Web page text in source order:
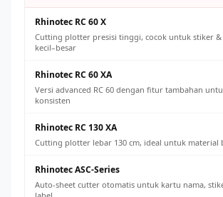
Rhinotec RC 60 X
Cutting plotter presisi tinggi, cocok untuk stiker
kecil–besar
Rhinotec RC 60 XA
Versi advanced RC 60 dengan fitur tambahan
konsisten
Rhinotec RC 130 XA
Cutting plotter lebar 130 cm, ideal untuk material
Rhinotec ASC-Series
Auto-sheet cutter otomatis untuk kartu nama,